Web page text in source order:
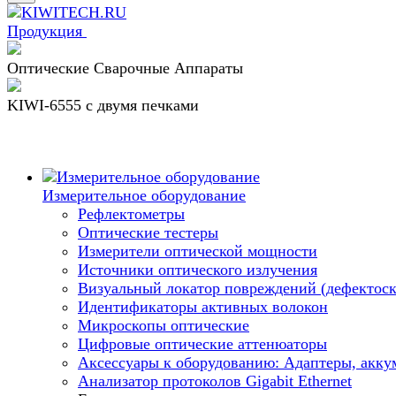
Продукция
Оптические Сварочные Аппараты
KIWI-6555 c двумя печками
Измерительное оборудование
Рефлектометры
Оптические тестеры
Измерители оптической мощности
Источники оптического излучения
Визуальный локатор повреждений
Идентификаторы активных волокон
Микроскопы оптические
Цифровые оптические аттенюаторы
Аксессуары к оборудованию: Адаптеры,
Анализатор протоколов Gigabit Ethernet